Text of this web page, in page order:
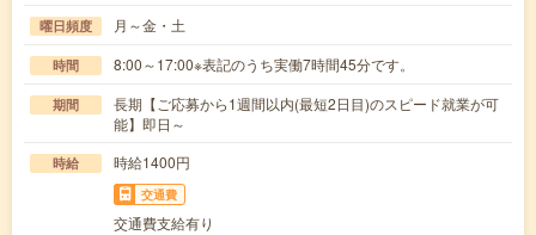
曜日頻度 月～金・土
時間 8:00～17:00※表記のうち実働7時間45分です。
期間
長期【ご応募から1週間以内(最短2日目)のスピード就業が可
能】即日～
時給 時給1400円
交通費
交通費支給有り